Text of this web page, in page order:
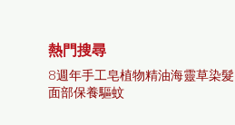
熱門搜尋
8週年手工皂植物精油海靈草染髮
面部保養驅蚊